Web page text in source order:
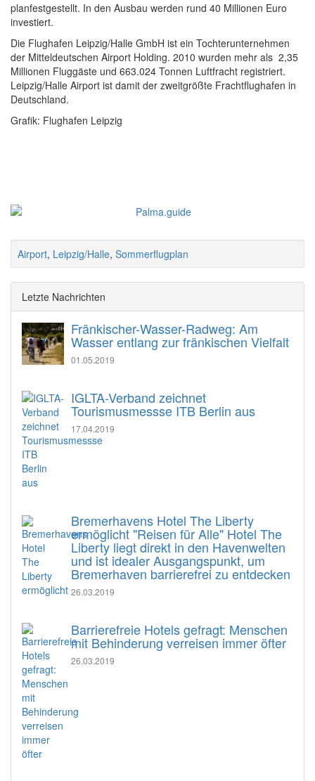
planfestgestellt. In den Ausbau werden rund 40 Millionen Euro
investiert.
Die Flughafen Leipzig/Halle GmbH ist ein Tochterunternehmen
der Mitteldeutschen Airport Holding. 2010 wurden mehr als 2,35
Millionen Fluggäste und 663.024 Tonnen Luftfracht registriert.
Leipzig/Halle Airport ist damit der zweitgrößte Frachtflughafen in
Deutschland.
Grafik: Flughafen Leipzig
Airport, Leipzig/Halle, Sommerflugplan
Letzte Nachrichten
Fränkischer-Wasser-Radweg: Am
Wasser entlang zur fränkischen Vielfalt
01.05.2019
IGLTA-Verband zeichnet
Tourismusmessse ITB Berlin aus
17.04.2019
Bremerhavens Hotel The Liberty
ermöglicht "Reisen für Alle" Hotel The
Liberty liegt direkt in den Havenwelten
und ist idealer Ausgangspunkt, um
Bremerhaven barrierefrei zu entdecken
26.03.2019
Barrierefreie Hotels gefragt: Menschen
mit Behinderung verreisen immer öfter
26.03.2019